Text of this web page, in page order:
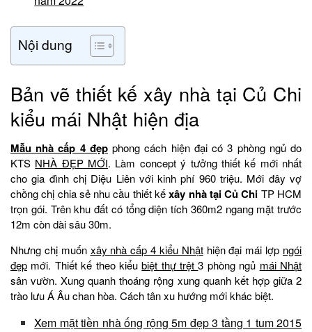
Nội dung
Bản vẽ thiết kế xây nhà tại Củ Chi
kiểu mái Nhật hiện địa
Mẫu nhà cấp 4 đẹpphong cách hiện đại có 3 phòng ngủ do
KTS NHÀ ĐẸP MỚI. Làm concept ý tưởng thiết kế mới nhất
cho gia đình chị Diệu Liên với kinh phí 960 triệu. Mới đây vợ
chồng chị chia sẻ nhu cầu thiết kếxây nhà tại Củ Chi TP HCM
trọn gói. Trên khu đất có tổng diện tích 360m2 ngang mặt trước
12m còn dài sâu 30m.
Nhưng chị muốn xây nhà cấp 4 kiểu Nhậthiện đại mái lợp ngói
đẹp mới. Thiết kế theo kiểubiệt thự trệt3 phòng ngủ mái Nhật
sân vườn. Xung quanh thoáng rộng xung quanh kết hợp giữa 2
trào lưu Á Âu chan hòa. Cách tân xu hướng mới khác biệt.
Xem mặt tiền nhà ống rộng 5m đẹp 3 tầng 1 tum 2015